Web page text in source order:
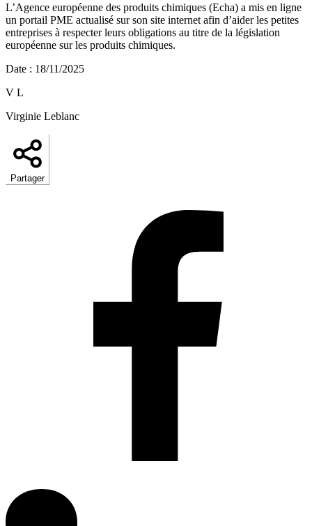
L’Agence européenne des produits chimiques (Echa) a mis en ligne
un portail PME actualisé sur son site internet afin d’aider les petites
entreprises à respecter leurs obligations au titre de la législation
européenne sur les produits chimiques.
Date : 18/11/2025
V L
Virginie Leblanc
Partager